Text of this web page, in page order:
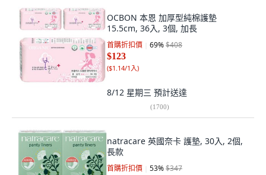
OCBON 本恩 加厚型純棉護墊
15.5cm, 36入, 3個, 加長
首購折扣價 69%$408
$123
($1.14/1入)
8/12 星期三 預計送達
(1700)
natracare 英國奈卡 護墊, 30入, 2個,
長款
首購折扣價 53%$347